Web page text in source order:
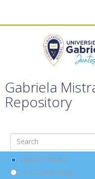
Gabriela
Repository
Search DSpace
This Community